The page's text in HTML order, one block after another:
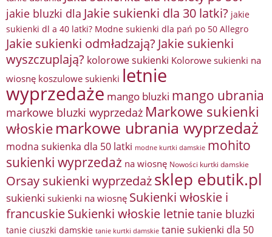
jakie bluzki dla Jakie sukienki dla 30 latki? jakie
sukienki dl a 40 latki? Modne sukienki dla pań po 50 Allegro
Jakie sukienki odmładzają? Jakie sukienki
wyszczuplają? kolorowe sukienki Kolorowe sukienki na
wiosnę koszulowe sukienki letnie
wyprzedaże mango bluzki mango ubrania
markowe bluzki wyprzedaż Markowe sukienki
włoskie markowe ubrania wyprzedaż
modna sukienka dla 50 latki modne kurtki damskie mohito
sukienki wyprzedaż na wiosnę Nowości kurtki damskie
Orsay sukienki wyprzedażsklep ebutik.pl
sukienki sukienki na wiosnę Sukienki włoskie i
francuskieSukienki włoskie letnietanie bluzki
tanie ciuszki damskie tanie kurtki damskie tanie sukienki dla 50